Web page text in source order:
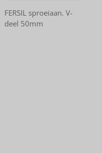
FERSIL sproeiaan. V-
deel 50mm